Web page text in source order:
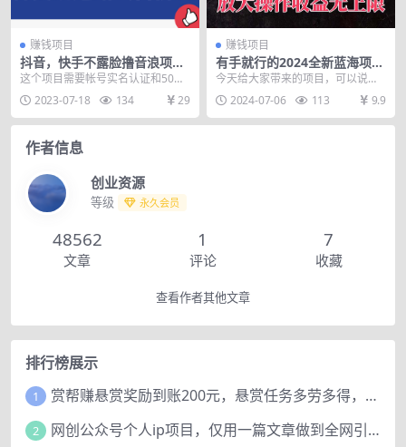
赚钱项目
抖音，快手不露脸撸音浪项
目，多种变现连路（售价99
这个项目需要帐号实名认证和50个
粉丝 然后直播手机录屏，有兴趣的
可以看看 课程目...
2023-07-18 134 29
赚钱项目
有手就行的2024全新蓝海项
目，每天1小时收益几十到几
今天给大家带来的项目，可以说是
迄今为止最好做的项目了，每天1-2
小时动动手就有几...
2024-07-06 113 9.9
作者信息
创业资源
等级 永久会员
48562
文章
1
评论
7
收藏
查看作者其他文章
排行榜展示
1 赏帮赚悬赏奖励到账200元，悬赏任务多劳多得，人人可做。
2 网创公众号个人ip项目，仅用一篇文章做到全网引流！